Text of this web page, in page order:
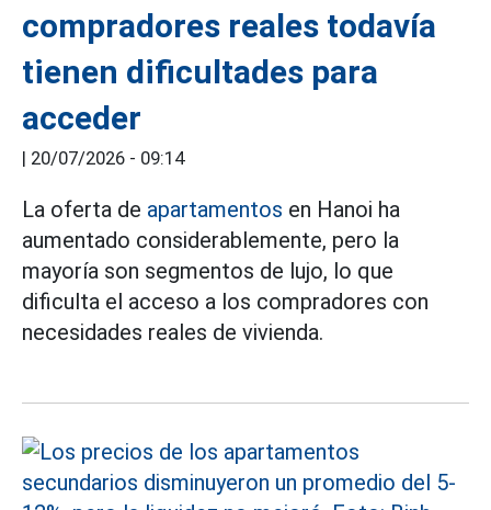
compradores reales todavía
tienen dificultades para
acceder
| 20/07/2026 - 09:14
La oferta de apartamentos en Hanoi ha
aumentado considerablemente, pero la
mayoría son segmentos de lujo, lo que
dificulta el acceso a los compradores con
necesidades reales de vivienda.